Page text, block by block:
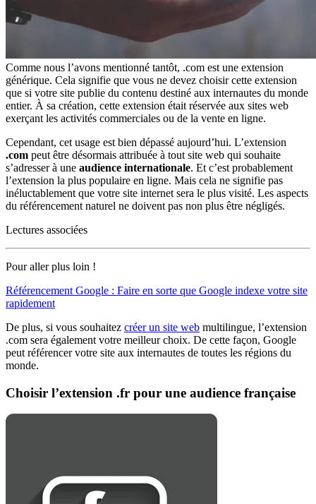
Comme nous l’avons mentionné tantôt, .com est une extension
générique. Cela signifie que vous ne devez choisir cette extension
que si votre site publie du contenu destiné aux internautes du monde
entier. À sa création, cette extension était réservée aux sites web
exerçant les activités commerciales ou de la vente en ligne.
Cependant, cet usage est bien dépassé aujourd’hui. L’extension
.com peut être désormais attribuée à tout site web qui souhaite
s’adresser à une audience internationale. Et c’est probablement
l’extension la plus populaire en ligne. Mais cela ne signifie pas
inéluctablement que votre site internet sera le plus visité. Les aspects
du référencement naturel ne doivent pas non plus être négligés.
Lectures associées
Pour aller plus loin !
Référencement Google : Faire en sorte que Google indexe votre site
rapidement
De plus, si vous souhaitez créer un site web multilingue, l’extension
.com sera également votre meilleur choix. De cette façon, Google
peut référencer votre site aux internautes de toutes les régions du
monde.
Choisir l’extension .fr pour une audience française